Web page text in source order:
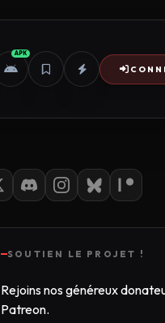
APK
SOUTIEN LE PROJET !
Rejoins nos généreux
Patreon.